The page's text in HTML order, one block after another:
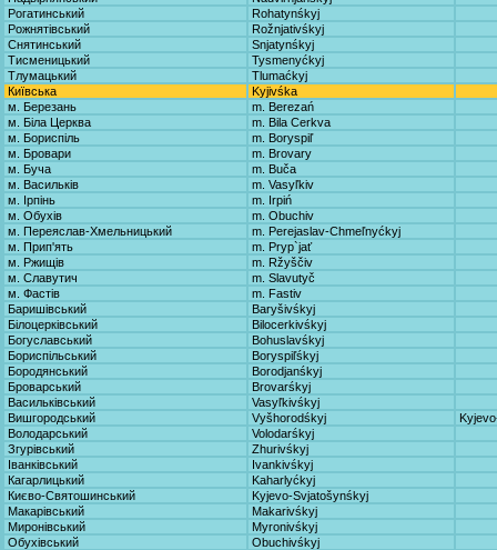
Рогатинський
Rohatynśkyj
Рожнятівський
Rožnjativśkyj
Снятинський
Snjatynśkyj
Тисменицький
Tysmenyćkyj
Тлумацький
Tlumaćkyj
Київська
Kyjivśka
м. Березань
m. Berezań
м. Біла Церква
m. Bila Cerkva
м. Бориспіль
m. Boryspiľ
м. Бровари
m. Brovary
м. Буча
m. Buča
м. Васильків
m. Vasyľkiv
м. Ірпінь
m. Irpiń
м. Обухів
m. Obuchiv
м. Переяслав-Хмельницький
m. Perejaslav-Chmeľnyćkyj
м. Прип'ять
m. Pryp`jať
м. Ржищів
m. Ržyščiv
м. Славутич
m. Slavutyč
м. Фастів
m. Fastiv
Баришівський
Baryšivśkyj
Білоцерківський
Bilocerkivśkyj
Богуславський
Bohuslavśkyj
Бориспільський
Boryspiľśkyj
Бородянський
Borodjanśkyj
Броварський
Brovarśkyj
Васильківський
Vasyľkivśkyj
Вишгородський
Vyšhorodśkyj
Володарський
Volodarśkyj
Згурівський
Zhurivśkyj
Іванківський
Ivankivśkyj
Кагарлицький
Kaharlyćkyj
Києво-Святошинський
Kyjevo-Svjatošynśkyj
Макарівський
Makarivśkyj
Миронівський
Myronivśkyj
Обухівський
Obuchivśkyj